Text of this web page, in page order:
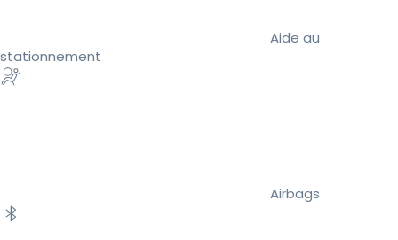
Aide au
stationnement
Airbags